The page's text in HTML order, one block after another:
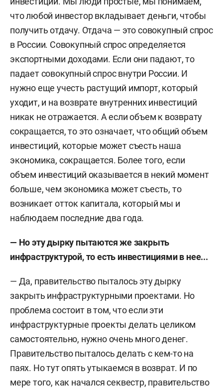
что любой инвестор вкладывает деньги, чтобы
получить отдачу. Отдача — это совокупный спрос
в России. Совокупный спрос определяется
экспортными доходами. Если они падают, то
падает совокупный спрос внутри России. И
нужно еще учесть растущий импорт, который
уходит, и на возврате внутренних инвестиций
никак не отражается. А если объем к возврату
сокращается, то это означает, что общий объем
инвестиций, которые может съесть наша
экономика, сокращается. Более того, если
объем инвестиций оказывается в некий момент
больше, чем экономика может съесть, то
возникает отток капитала, который мы и
наблюдаем последние два года.
— Но эту дырку пытаются же закрыть
инфраструктурой, то есть инвестициями в нее...
— Да, правительство пыталось эту дырку
закрыть инфраструктурными проектами. Но
проблема состоит в том, что если эти
инфраструктурные проекты делать целиком
самостоятельно, нужно очень много денег.
Правительство пыталось делать с кем-то на
паях. Но тут опять утыкаемся в возврат. И по
мере того, как начался секвестр, правительство